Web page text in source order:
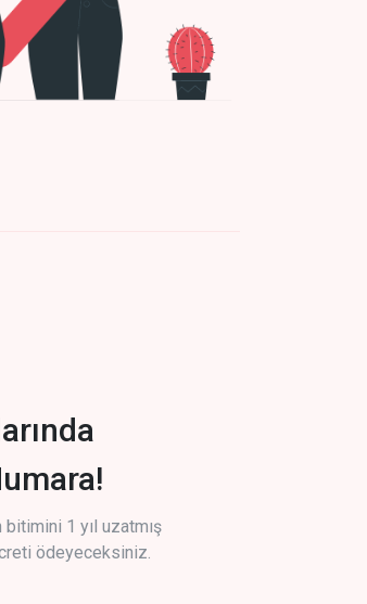
1 yıl uzatmış
ödeyeceksiniz.